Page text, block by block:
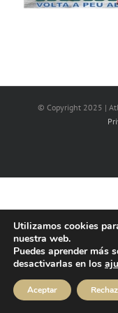
© Copyright 2025 |
Utilizamos cookies
nuestra web.
Puedes aprender más
desactivarlas en los
Aceptar